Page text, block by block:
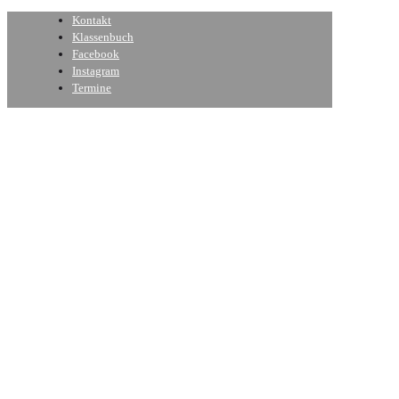
Kontakt
Klassenbuch
Facebook
Instagram
Termine